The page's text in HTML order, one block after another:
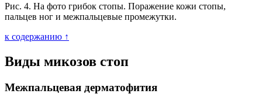
Рис. 4. На фото грибок стопы. Поражение кожи стопы,
пальцев ног и межпальцевые промежутки.
к содержанию ↑
Виды микозов стоп
Межпальцевая дерматофития